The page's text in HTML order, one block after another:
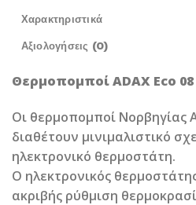
Χαρακτηριστικά
Αξιολογήσεις (0)
Θερμοπομποί ADAX Eco 08
Οι θερμοπομποί Νορβηγίας
διαθέτουν μινιμαλιστικό
ηλεκτρονικό θερμοστάτη.
Ο ηλεκτρονικός
ακριβής ρύθμιση